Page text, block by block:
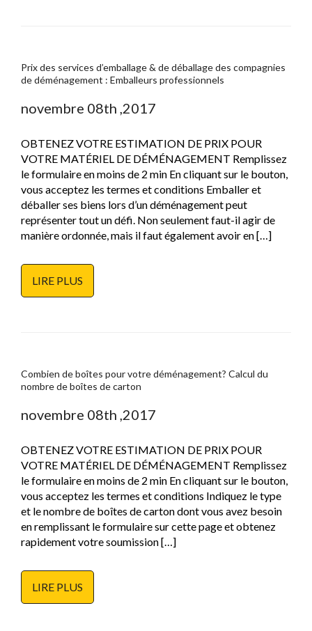
Prix des services d’emballage & de déballage des compagnies
de déménagement : Emballeurs professionnels
novembre 08th ,2017
OBTENEZ VOTRE ESTIMATION DE PRIX POUR
VOTRE MATÉRIEL DE DÉMÉNAGEMENT Remplissez
le formulaire en moins de 2 min En cliquant sur le bouton,
vous acceptez les termes et conditions Emballer et
déballer ses biens lors d’un déménagement peut
représenter tout un défi. Non seulement faut-il agir de
manière ordonnée, mais il faut également avoir en […]
LIRE PLUS
Combien de boîtes pour votre déménagement? Calcul du
nombre de boîtes de carton
novembre 08th ,2017
OBTENEZ VOTRE ESTIMATION DE PRIX POUR
VOTRE MATÉRIEL DE DÉMÉNAGEMENT Remplissez
le formulaire en moins de 2 min En cliquant sur le bouton,
vous acceptez les termes et conditions Indiquez le type
et le nombre de boîtes de carton dont vous avez besoin
en remplissant le formulaire sur cette page et obtenez
rapidement votre soumission […]
LIRE PLUS